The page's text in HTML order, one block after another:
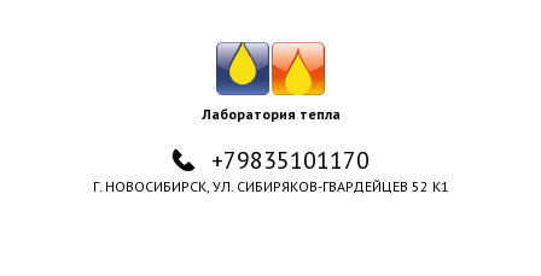
Лаборатория тепла
+79835101170
Г. НОВОСИБИРСК, УЛ. СИБИРЯКОВ-ГВАРДЕЙЦЕВ 52 К1